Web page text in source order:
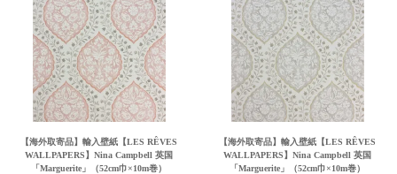
【海外取寄品】輸入壁紙【LES RÊVES
WALLPAPERS】Nina Campbell 英国
「Marguerite」（52cm巾×10m巻）
【海外取寄品】輸入壁紙【LES RÊVES
WALLPAPERS】Nina Campbell 英国
「Marguerite」（52cm巾×10m巻）